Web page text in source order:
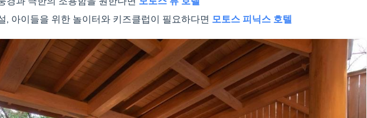
, 아이들을 위한 놀이터와 키즈클럽이 필요하다면 모토스 피닉스 호텔